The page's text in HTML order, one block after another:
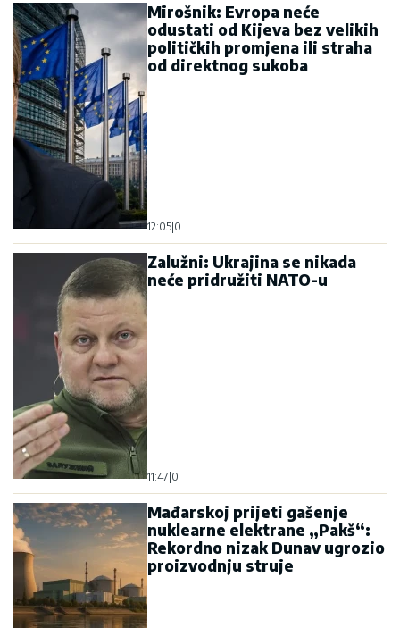
Mirošnik: Evropa neće
odustati od Kijeva bez velikih
političkih promjena ili straha
od direktnog sukoba
12:05 0
Zalužni: Ukrajina se nikada
neće pridružiti NATO-u
11:47 0
Mađarskoj prijeti gašenje
nuklearne elektrane „Pakš“:
Rekordno nizak Dunav ugrozio
proizvodnju struje